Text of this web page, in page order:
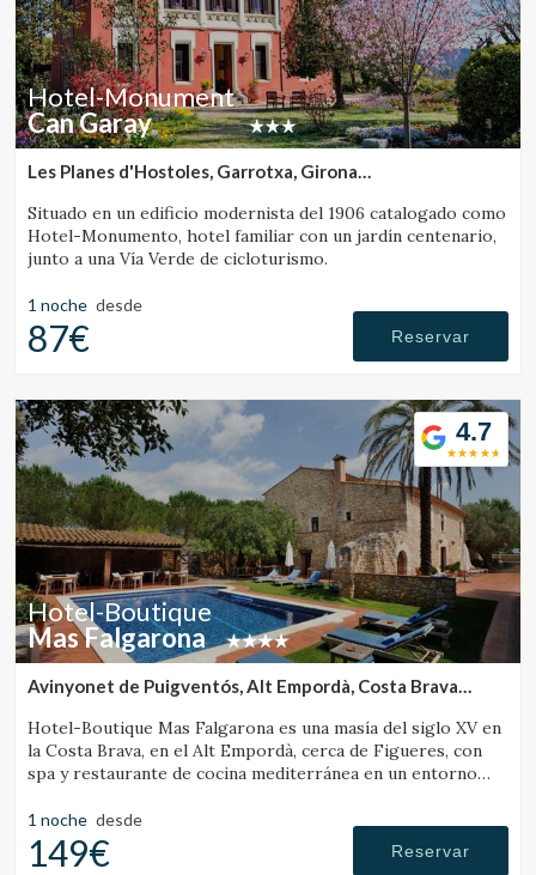
Hotel-Monument
Can Garay
Les Planes d'Hostoles, Garrotxa, Girona
Situado en un edificio modernista del 1906 catalogado como
Hotel-Monumento, hotel familiar con un jardín centenario,
junto a una Vía Verde de cicloturismo.
1 noche desde
87€ Reservar
4.7
Hotel-Boutique
Mas Falgarona
Avinyonet de Puigventós, Alt Empordà, Costa Brava
Hotel-Boutique Mas Falgarona es una masía del siglo XV en
la Costa Brava, en el Alt Empordà, cerca de Figueres, con
spa y restaurante de cocina mediterránea en un entorno
1 noche desde
149€ Reservar